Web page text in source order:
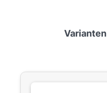
Varianten